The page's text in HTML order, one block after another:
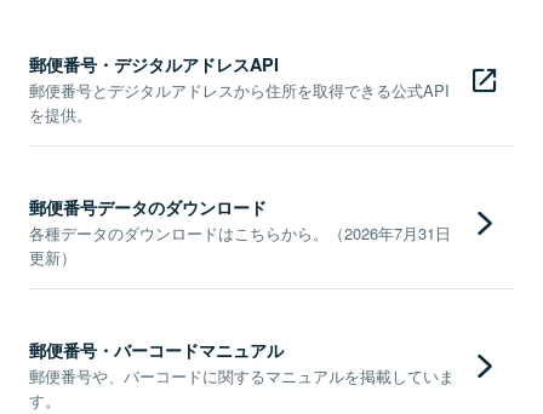
郵便番号・デジタルアドレスAPI
郵便番号とデジタルアドレスから住所を取得できる公式API
を提供。
郵便番号データのダウンロード
各種データのダウンロードはこちらから。（2026年7月31日
更新）
郵便番号・バーコードマニュアル
郵便番号や、バーコードに関するマニュアルを掲載していま
す。